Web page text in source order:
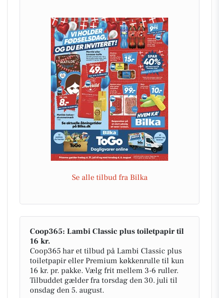
Se alle tilbud fra Bilka
Coop365: Lambi Classic plus toiletpapir til
16 kr.
Coop365 har et tilbud på Lambi Classic plus
toiletpapir eller Premium køkkenrulle til kun
16 kr. pr. pakke. Vælg frit mellem 3-6 ruller.
Tilbuddet gælder fra torsdag den 30. juli til
onsdag den 5. august.